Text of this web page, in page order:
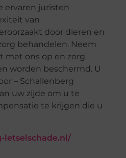
ervaren juristen
van
door dieren en
behandelen. Neem
met ons op en zorg
worden beschermd. U
– Schallenberg
uw zijde om u te
te krijgen die u
letselschade.nl/